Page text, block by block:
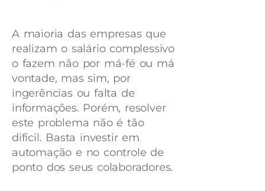
A maioria das empresas que
realizam o salário complessivo
o fazem não por má-fé ou má
vontade, mas sim, por
ingerências ou falta de
informações. Porém, resolver
este problema não é tão
difícil. Basta investir em
automação e no controle de
ponto dos seus colaboradores.